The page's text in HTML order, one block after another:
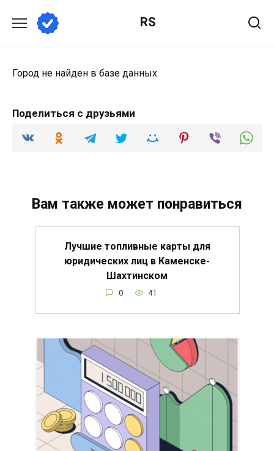
содержанию
RS
Город не найден в базе данных.
Поделиться с друзьями
Вам также может понравиться
Лучшие топливные карты для
юридических лиц в Каменске-
Шахтинском
0 41